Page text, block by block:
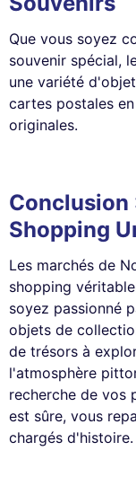
Que vous soyez
souvenir spécial,
une variété
cartes postales
originales.
Conclusion
Shopping
Les marchés de
shopping
soyez passionné
objets de
de trésors à
l'atmosphère
recherche de vos
est sûre, vous
chargés d'histoire.